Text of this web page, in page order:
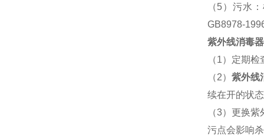
（5）污水
GB8978-
紫外线消毒
（1）定期检
（2） 紫外线
续在开的状
（3）更换紫
污点会影响